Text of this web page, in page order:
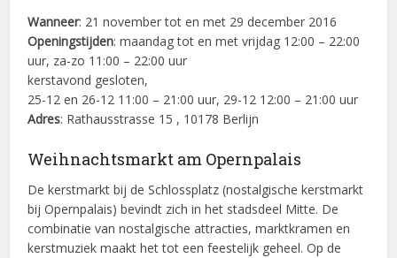
Wanneer: 21 november tot en met 29 december 2016
Openingstijden: maandag tot en met vrijdag 12:00 – 22:00
uur, za-zo 11:00 – 22:00 uur
kerstavond gesloten,
25-12 en 26-12 11:00 – 21:00 uur, 29-12 12:00 – 21:00 uur
Adres: Rathausstrasse 15 , 10178 Berlijn
Weihnachtsmarkt am Opernpalais
De kerstmarkt bij de Schlossplatz (nostalgische kerstmarkt
bij Opernpalais) bevindt zich in het stadsdeel Mitte. De
combinatie van nostalgische attracties, marktkramen en
kerstmuziek maakt het tot een feestelijk geheel. Op de